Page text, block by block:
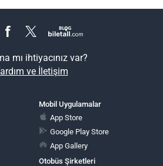
mı ihtiyacınız var?
ve İletişim
Mobil Uygulamalar
App Store
Google Play Store
App Gallery
Otobüs Şirketleri